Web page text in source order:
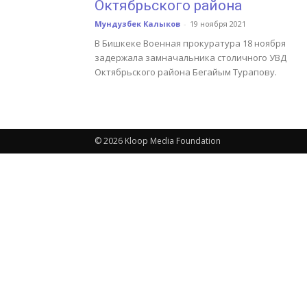
Октябрьского района
Мундузбек Калыков - 19 ноября 2021
В Бишкеке Военная прокуратура 18 ноября
задержала замначальника столичного УВД
Октябрьского района Бегайым Турапову.
© 2026 Kloop Media Foundation